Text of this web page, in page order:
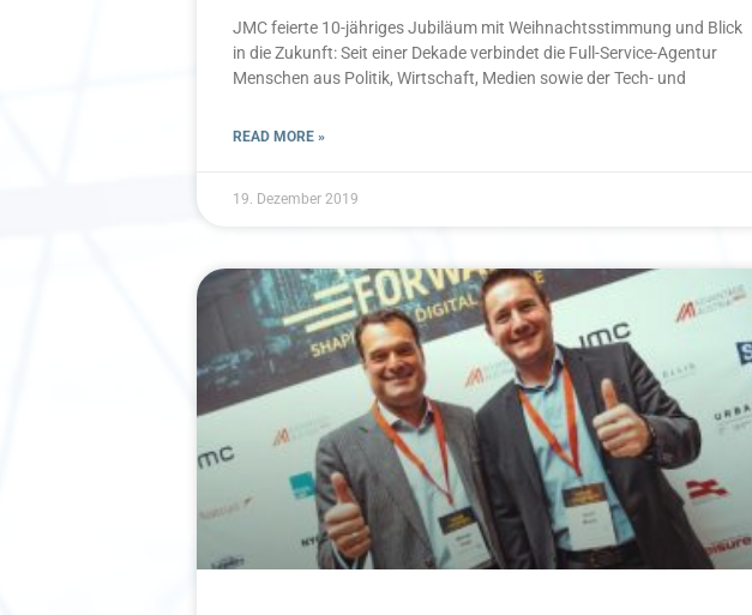
JMC feierte 10-jähriges Jubiläum mit Weihnachtsstimmung und Blick
in die Zukunft: Seit einer Dekade verbindet die Full-Service-Agentur
Menschen aus Politik, Wirtschaft, Medien sowie der Tech- und
READ MORE »
19. Dezember 2019